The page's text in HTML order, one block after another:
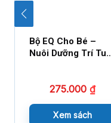
Bộ EQ Cho Bé –
Nuôi Dưỡng Trí Tuệ
275.000 ₫
Xem sách